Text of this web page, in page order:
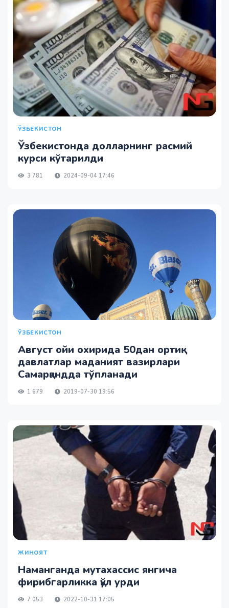
ЎЗБЕКИСТОН
Ўзбекистонда долларнинг расмий
курси кўтарилди
3 781 2024-09-04 17:46
ЎЗБЕКИСТОН
Август ойи охирида 50дан ортиқ
давлатлар маданият вазирлари
Самарқандда тўпланади
1 679 2019-07-30 19:56
ЖИНОЯТ
Наманганда мутахассис янгича
фирибгарликка қўл урди
7 053 2022-10-31 17:05